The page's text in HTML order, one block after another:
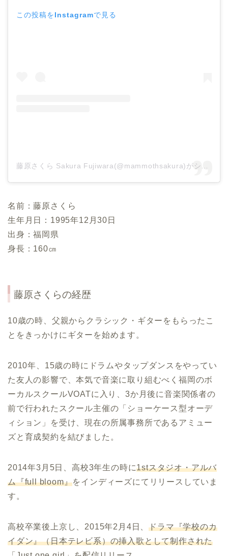
この投稿をInstagramで見る
名前：藤原さくら
生年月日：1995年12月30日
出身：福岡県
身長：160㎝
藤原さくらの経歴
10歳の時、父親からクラシック・ギターをもらったこ
とをきっかけにギターを始めます。
2010年、15歳の時にドラムやタップダンスをやってい
た友人の影響で、本気で音楽に取り組むべく福岡のボ
ーカルスクールVOATに入り、3か月後に音楽関係者の
前で行われたスクール主催の「ショーケース型オーデ
ィション」を受け、現在の所属事務所であるアミュー
ズと育成契約を結びました。
2014年3月5日、高校3年生の時に1stスタジオ・アルバ
ム『full bloom』をインディーズにてリリースしていま
す。
高校卒業後上京し、2015年2月4日、ドラマ『学校のカ
イダン』（日本テレビ系）の挿入歌として制作された